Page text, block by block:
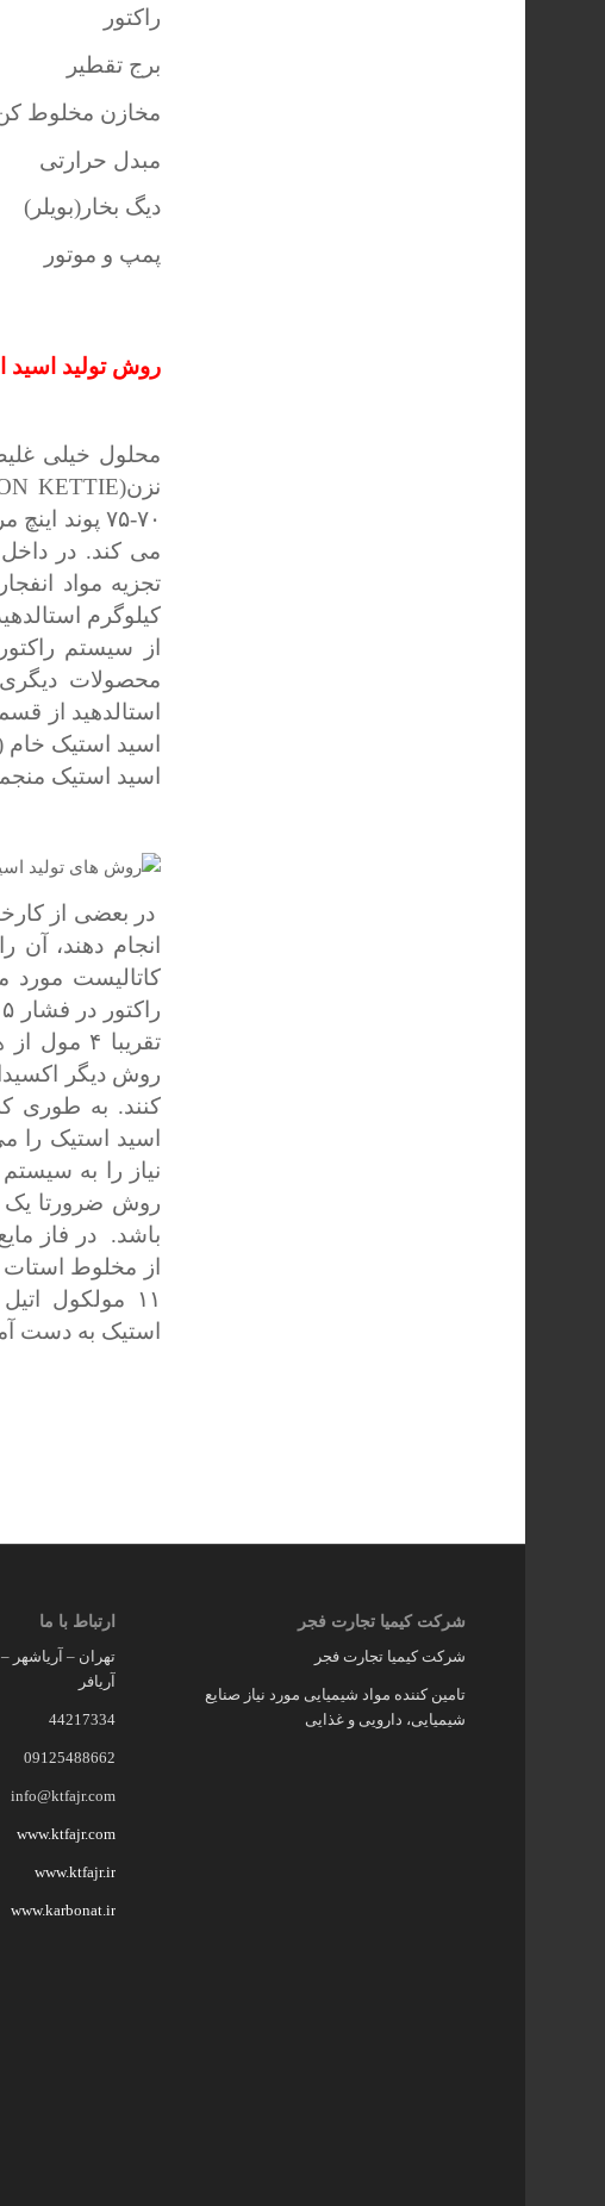
راکتور
برج تقطیر
مخازن مخلوط
مبدل حرارتی
دیگ بخار(بویلر)
پمپ و موتور
روش تولید اسید
از سیستم
محصولات
استالدهید از
اسید استیک منجمد ۹۹ درصد تخلیص می
در بعضی از
انجام دهند،
کاتالیست
تقریبا
روش دیگر
کنند. به طوری
اسید استیک را
نیاز را به
روش ضرورتا یک
باشد. در فاز
از مخلوط استات
استیک به دست آمده ۹۵ درصد
شرکت کیمیا تجارت فجر
شرکت کیمیا تجارت فجر
تامین کننده مواد شیمیایی مورد نیاز صنایع
شیمیایی، دارویی و غذایی
ارتباط با ما
تهران – آریاشهر –
آریافر
44217334
09125488662
info@ktfajr.com
www.ktfajr.com
www.ktfajr.ir
www.karbonat.ir